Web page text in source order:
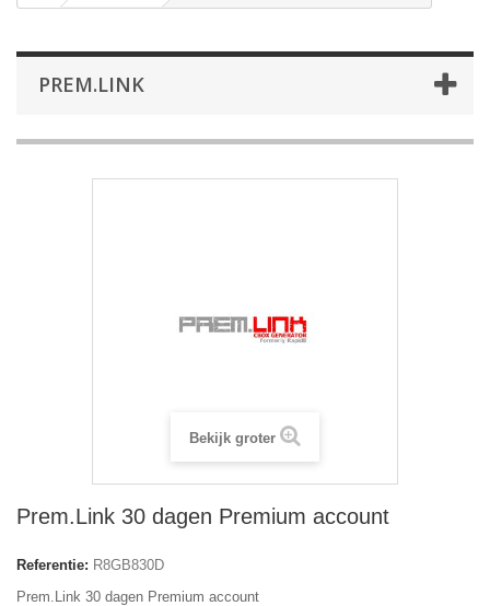
PREM.LINK
Bekijk groter
Prem.Link 30 dagen Premium account
Referentie: R8GB830D
Prem.Link 30 dagen Premium account